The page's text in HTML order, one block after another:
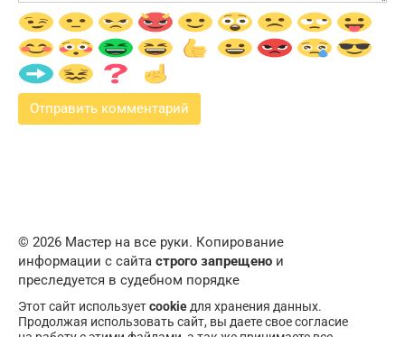
© 2026 Мастер на все руки. Копирование
информации с сайта строго запрещено и
преследуется в судебном порядке
Этот сайт используетcookie для хранения данных.
Продолжая использовать сайт, вы даете свое согласие